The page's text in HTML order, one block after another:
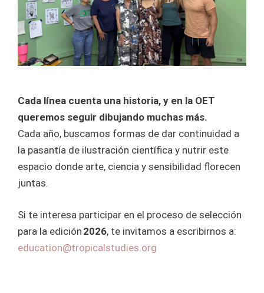
Cada línea cuenta una historia, y en la OET
queremos seguir dibujando muchas más.
Cada año, buscamos formas de dar continuidad a
la pasantía de ilustración científica y nutrir este
espacio donde arte, ciencia y sensibilidad florecen
juntas.
Si te interesa participar en el proceso de selección
para la edición 2026, te invitamos a escribirnos a:
education@tropicalstudies.org